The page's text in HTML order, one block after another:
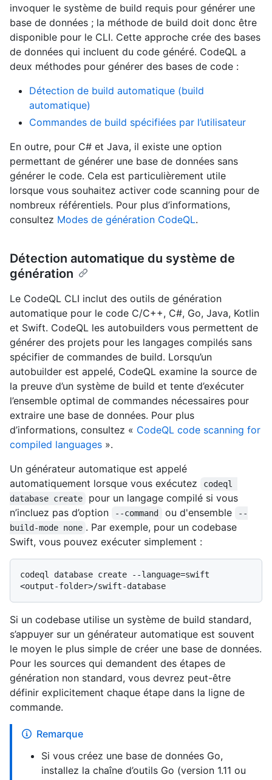
invoquer le système de build requis pour générer une
base de données ; la méthode de build doit donc être
disponible pour le CLI. Cette approche crée des bases
de données qui incluent du code généré. CodeQL a
deux méthodes pour générer des bases de code :
Détection de build automatique (build
automatique)
Commandes de build spécifiées par l’utilisateur
En outre, pour C# et Java, il existe une option
permettant de générer une base de données sans
générer le code. Cela est particulièrement utile
lorsque vous souhaitez activer code scanning pour de
nombreux référentiels. Pour plus d’informations,
consultez Modes de génération CodeQL.
Détection automatique du système de
génération
Le CodeQL CLI inclut des outils de génération
automatique pour le code C/C++, C#, Go, Java, Kotlin
et Swift. CodeQL les autobuilders vous permettent de
générer des projets pour les langages compilés sans
spécifier de commandes de build. Lorsqu’un
autobuilder est appelé, CodeQL examine la source de
la preuve d’un système de build et tente d’exécuter
l’ensemble optimal de commandes nécessaires pour
extraire une base de données. Pour plus
d’informations, consultez « CodeQL code scanning for
compiled languages ».
Un générateur automatique est appelé
automatiquement lorsque vous exécutez
codeql
database create
pour un langage compilé si vous
n’incluez pas d’option
--command ou d'ensemble
--
build-mode none . Par exemple, pour un codebase
Swift, vous pouvez exécuter simplement :
codeql database create --language=swift
Si un codebase utilise un système de build standard,
s’appuyer sur un générateur automatique est souvent
le moyen le plus simple de créer une base de données.
Pour les sources qui demandent des étapes de
génération non standard, vous devrez peut-être
définir explicitement chaque étape dans la ligne de
commande.
Remarque
Si vous créez une base de données Go,
installez la chaîne d’outils Go (version 1.11 ou